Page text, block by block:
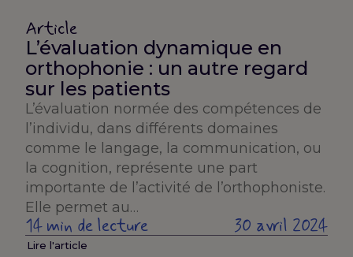
Article
L’évaluation dynamique en
orthophonie : un autre regard
sur les patients
L’évaluation normée des compétences de
l’individu, dans différents domaines
comme le langage, la communication, ou
la cognition, représente une part
importante de l’activité de l’orthophoniste.
Elle permet au…
14 min de lecture 30 avril 2024
Lire l'article